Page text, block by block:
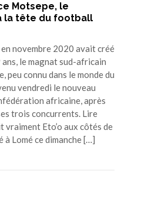
Motsepe, le
la tête du football
novembre 2020 avait créé
le magnat sud-africain
peu connu dans le monde du
vendredi le nouveau
africaine, après
trois concurrents. Lire
vraiment Eto’o aux côtés de
à Lomé ce dimanche […]